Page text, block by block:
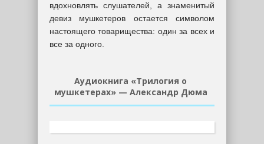
вдохновлять слушателей, а знаменитый
девиз мушкетеров остается символом
настоящего товарищества: один за всех и
все за одного.
Аудиокнига «Трилогия о
мушкетерах» — Александр Дюма